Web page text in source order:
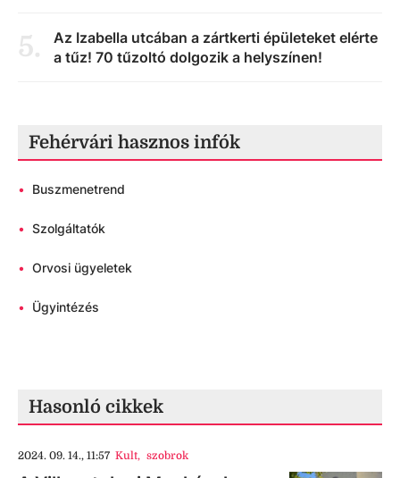
5.
Az Izabella utcában a zártkerti épületeket elérte
a tűz! 70 tűzoltó dolgozik a helyszínen!
Fehérvári hasznos infók
• Buszmenetrend
• Szolgáltatók
• Orvosi ügyeletek
• Ügyintézés
Hasonló cikkek
2024. 09. 14., 11:57 Kult, szobrok